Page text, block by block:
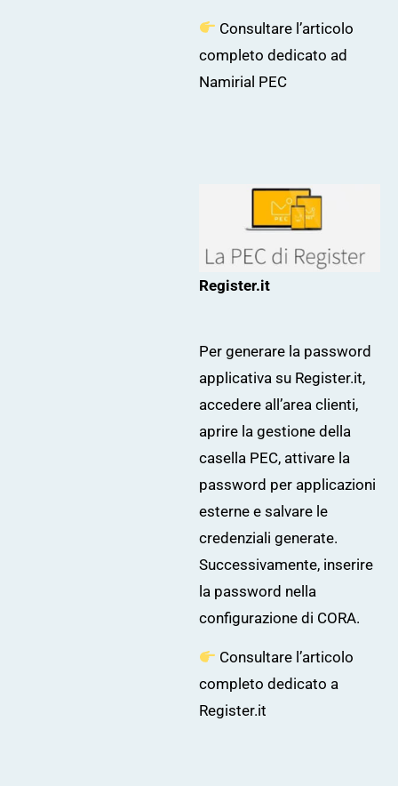
Consultare l’articolo
completo dedicato ad
Namirial PEC
Register.it
Per generare la password
applicativa su Register.it,
accedere all’area clienti,
aprire la gestione della
casella PEC, attivare la
password per applicazioni
esterne e salvare le
credenziali generate.
Successivamente, inserire
la password nella
configurazione di CORA.
Consultare l’articolo
completo dedicato a
Register.it